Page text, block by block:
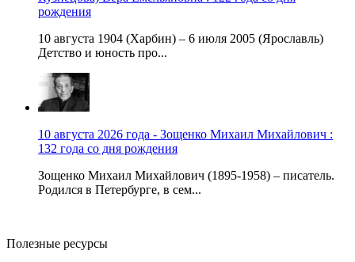
рождения
10 августа 1904 (Харбин) – 6 июля 2005 (Ярославль)
Детство и юность про...
10 августа 2026 года - Зощенко Михаил Михайлович :
132 года со дня рождения
Зощенко Михаил Михайлович (1895-1958) – писатель.
Родился в Петербурге, в сем...
Полезные ресурсы